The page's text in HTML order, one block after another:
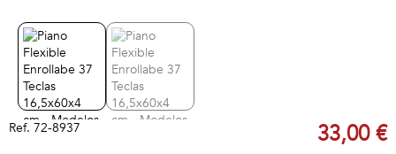
Ref. 72-8937 33,00 €